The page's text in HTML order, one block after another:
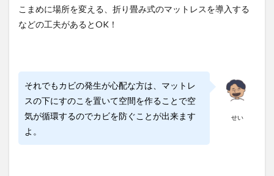
こまめに場所を変える、折り畳み式のマットレスを導入する
などの工夫があるとOK！
せい
それでもカビの発生が心配な方は、マットレ
スの下にすのこを置いて空間を作ることで空
気が循環するのでカビを防ぐことが出来ます
よ。